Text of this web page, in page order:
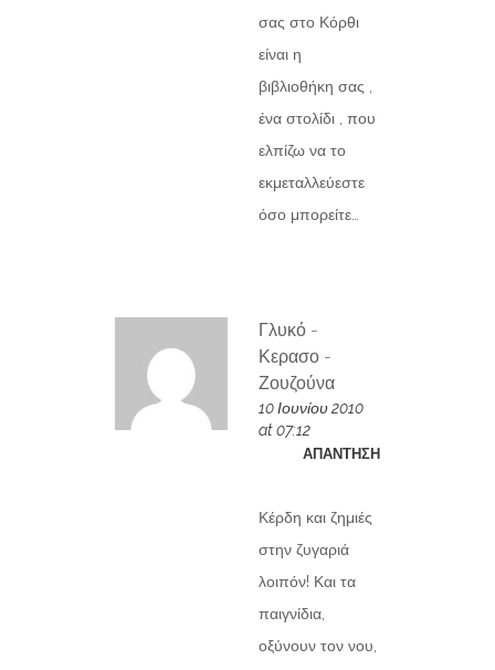
σας στο Κόρθι
είναι η
βιβλιοθήκη σας ,
ένα στολίδι , που
ελπίζω να το
εκμεταλλεύεστε
όσο μπορείτε…
Γλυκό -
Κερασο -
Ζουζούνα
10 Ιουνίου 2010
at 07:12
ΑΠΆΝΤΗΣΗ
Κέρδη και ζημιές
στην ζυγαριά
λοιπόν! Και τα
παιγνίδια,
οξύνουν τον νου,